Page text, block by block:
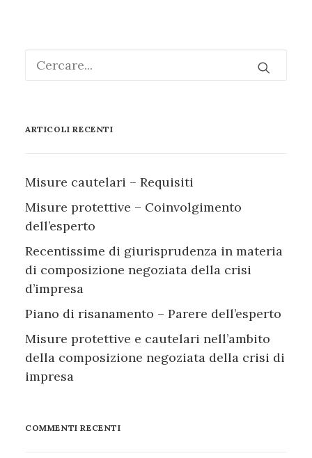
ARTICOLI RECENTI
Misure cautelari – Requisiti
Misure protettive – Coinvolgimento
dell’esperto
Recentissime di giurisprudenza in materia
di composizione negoziata della crisi
d’impresa
Piano di risanamento – Parere dell’esperto
Misure protettive e cautelari nell’ambito
della composizione negoziata della crisi di
impresa
COMMENTI RECENTI